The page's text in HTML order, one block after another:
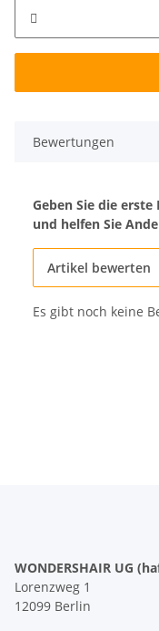
Bewertungen
Geben Sie die
und helfen Sie
Artikel bewerten
Es gibt noch keine
WONDERSHAIR UG
Lorenzweg 1
12099 Berlin